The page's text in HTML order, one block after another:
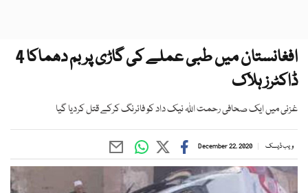
افغانستان میں طبی عملے کی گاڑی پر بم دھماکا 4
ڈاکٹرز ہلاک
غزنی میں ایک صحافی رحمت اللہ نیک داد کو فائرنگ کرکے قتل کردیا گیا
ویب ڈیسک December 22, 2020